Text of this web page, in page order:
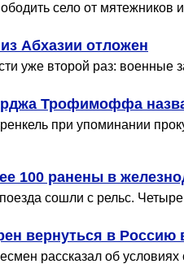
село от мятежников
Абхазии отложен
уже второй раз:
Трофимоффа
при упоминании
100 ранены в
сошли с рельс.
вернуться в
рассказал об